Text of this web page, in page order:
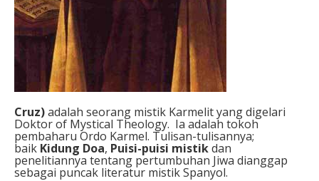
Cruz)adalah seorang mistik Karmelit yang digelari
Doktor of Mystical Theology. Ia adalah tokoh
pembaharu Ordo Karmel. Tulisan-tulisannya;
baik Kidung Doa, Puisi-puisi mistikdan
penelitiannya tentang pertumbuhan Jiwa dianggap
sebagai puncak literatur mistik Spanyol.